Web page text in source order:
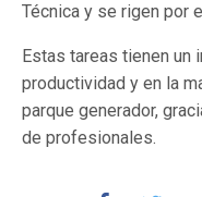
Técnica y se rigen por
Estas tareas tienen
productividad y en la
parque generador,
de profesionales.